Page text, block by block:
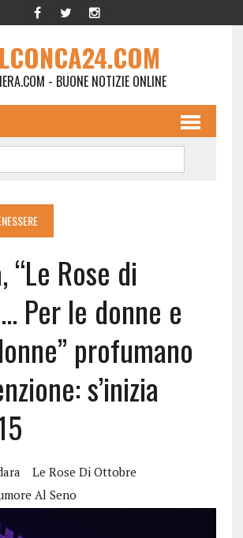
- BUONE NOTIZIE ONLINE
“Le Rose di
Per le donne e
profumano
s’inizia
Le Rose Di Ottobre
Al Seno